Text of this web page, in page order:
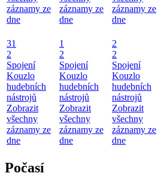
záznamy ze
dne
záznamy ze
dne
záznamy ze
dne
31
2
Spojení
Kouzlo
hudebních
nástrojů
Zobrazit
všechny
záznamy ze
dne
1
2
Spojení
Kouzlo
hudebních
nástrojů
Zobrazit
všechny
záznamy ze
dne
2
2
Spojení
Kouzlo
hudebních
nástrojů
Zobrazit
všechny
záznamy ze
dne
Počasí